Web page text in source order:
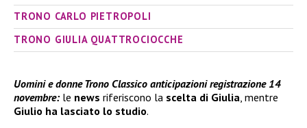
TRONO CARLO PIETROPOLI
TRONO GIULIA QUATTROCIOCCHE
Uomini e donne Trono Classico anticipazioni registrazione 14
novembre:le news riferiscono la scelta di Giulia, mentre
Giulio ha lasciato lo studio.